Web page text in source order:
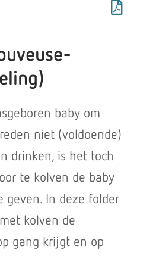
baby om
niet (voldoende)
drinken, is het toch
te kolven de baby
geven. In deze folder
kolven de
gang krijgt en op